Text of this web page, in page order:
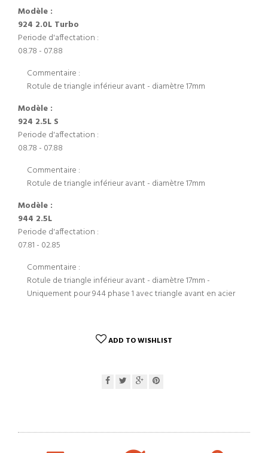
Modèle :
924 2.0L Turbo
Periode d'affectation :
08.78 - 07.88
Commentaire :
Rotule de triangle inférieur avant - diamètre 17mm
Modèle :
924 2.5L S
Periode d'affectation :
08.78 - 07.88
Commentaire :
Rotule de triangle inférieur avant - diamètre 17mm
Modèle :
944 2.5L
Periode d'affectation :
07.81 - 02.85
Commentaire :
Rotule de triangle inférieur avant - diamètre 17mm -
Uniquement pour 944 phase 1 avec triangle avant en acier
ADD TO WISHLIST